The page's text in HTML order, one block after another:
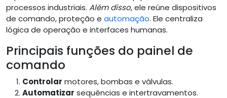
processos industriais. Além disso, ele reúne dispositivos
de comando, proteção e automação. Ele centraliza
lógica de operação e interfaces humanas.
Principais funções do painel de
comando
Controlar motores, bombas e válvulas.
Automatizar sequências e intertravamentos.